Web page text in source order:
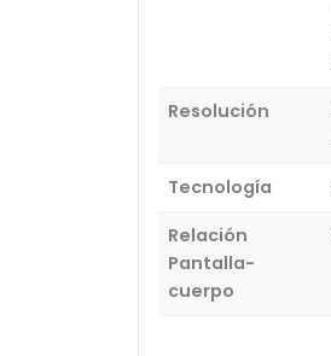
Resolución
Tecnología
Relación
Pantalla-
cuerpo